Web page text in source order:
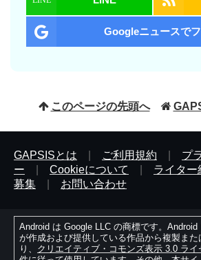
Googleニュースで
このページの先頭へ
GAPSISとは ご利用規約
プ
ー
Cookieについて ライター
募集
お問い合わせ
Android は Google LLC の商標です。
が作成および提供している作品から複製ま
り、 クリエイティブ・コモンズ表示 3.0 ライ